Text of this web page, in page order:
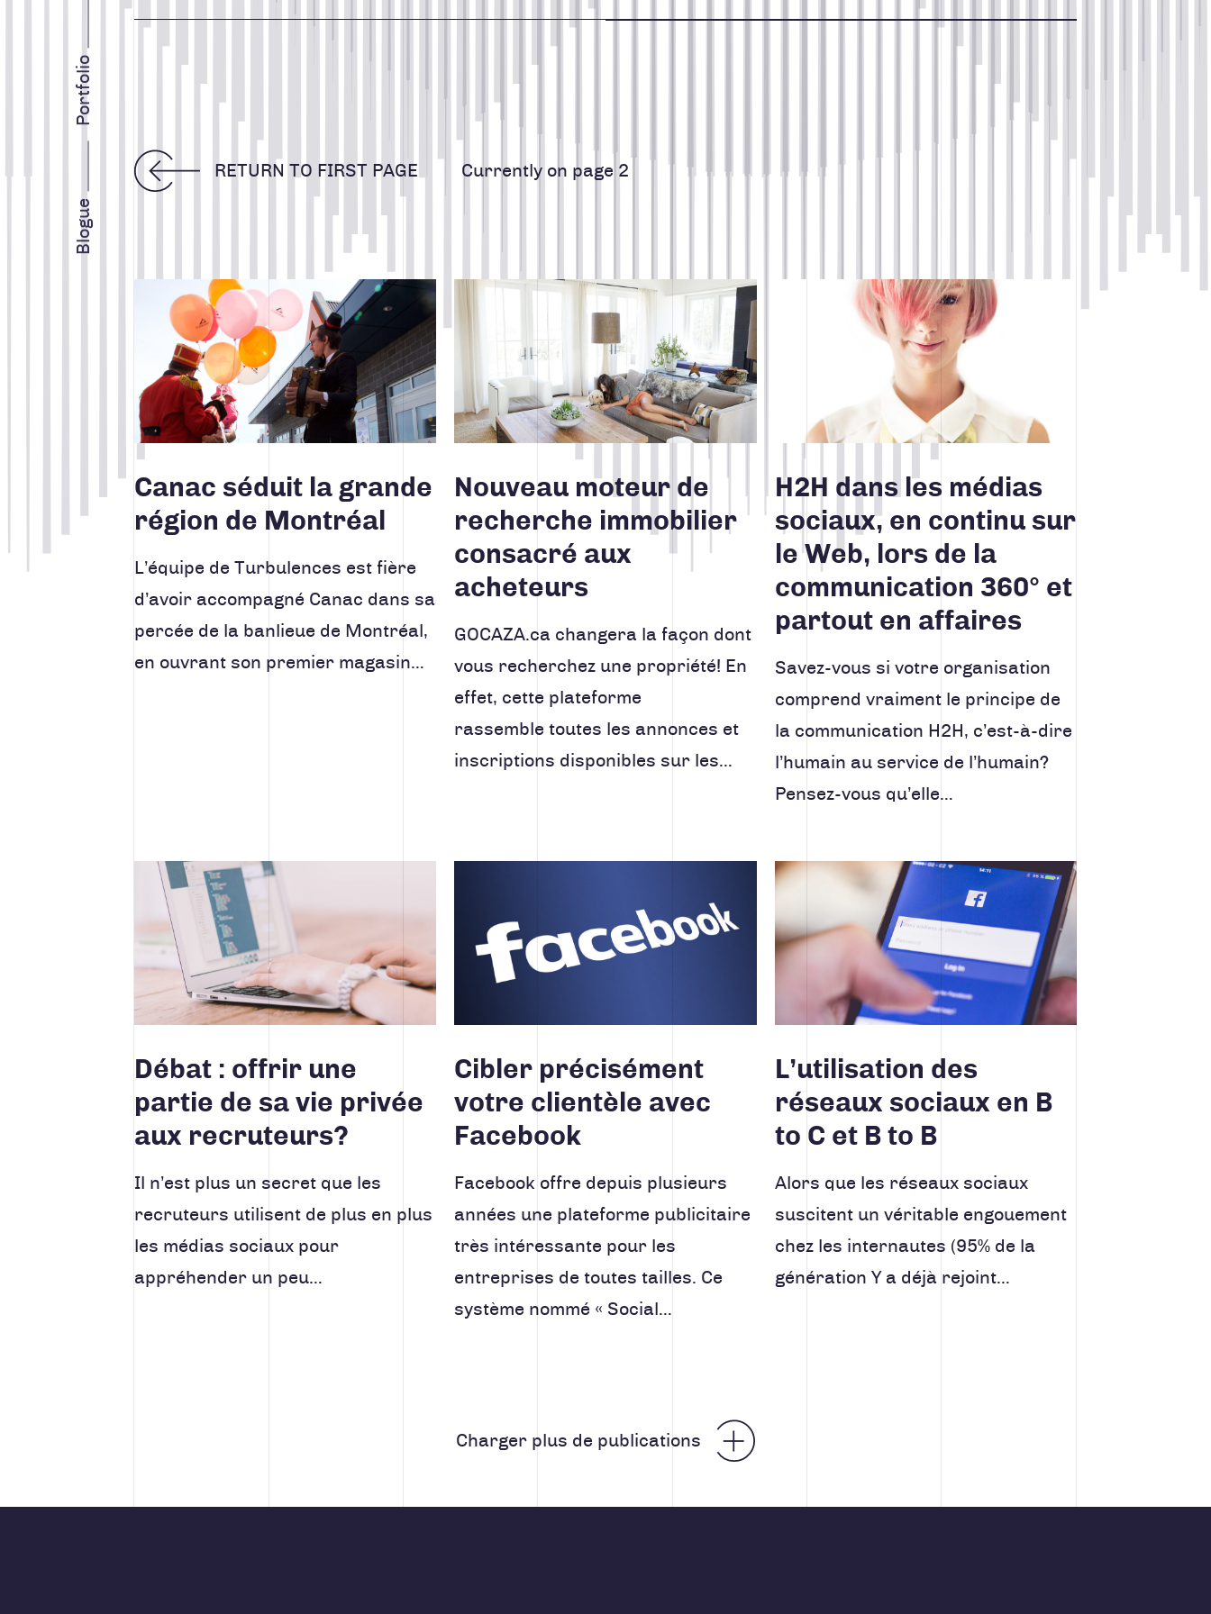
Blogue
Portfolio
INTELLIGENCE D’AFFAIRES STRATÉGIE MÉDIA ET PUBLICITÉ
STRATÉGIE MARKETING
Contact
Facebook
Instagram
418 688-2588
426, rue Victoria
CONCEPTION DE SITES WEB
CRÉATION, DESIGN, PRODUCTION
INTELLIGENCE D'AFFAIRES
STRATÉGIE DE MARQUE
UNCATEGORIZED
RETURN TO FIRST PAGE Currently on page 2
Canac séduit la grande
région de Montréal
L’équipe de Turbulences est fière
d’avoir accompagné Canac dans sa
percée de la banlieue de Montréal,
en ouvrant son premier magasin…
Nouveau moteur de
recherche immobilier
consacré aux
acheteurs
GOCAZA.ca changera la façon dont
vous recherchez une propriété! En
effet, cette plateforme
rassemble toutes les annonces et
inscriptions disponibles sur les…
H2H dans les médias
sociaux, en continu sur
le Web, lors de la
communication 360° et
partout en affaires
Savez-vous si votre organisation
comprend vraiment le principe de
la communication H2H, c’est-à-dire
l’humain au service de l’humain?
Pensez-vous qu’elle…
Débat : offrir une
partie de sa vie privée
aux recruteurs?
Il n’est plus un secret que les
recruteurs utilisent de plus en plus
les médias sociaux pour
appréhender un peu…
Cibler précisément
votre clientèle avec
Facebook
Facebook offre depuis plusieurs
années une plateforme publicitaire
très intéressante pour les
entreprises de toutes tailles. Ce
système nommé « Social…
L’utilisation des
réseaux sociaux en B
to C et B to B
Alors que les réseaux sociaux
suscitent un véritable engouement
chez les internautes (95% de la
génération Y a déjà rejoint…
Navigation des articlesCharger plus de publications